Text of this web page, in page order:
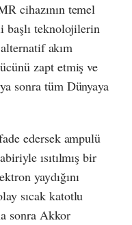
cihazının temel
başlı teknolojilerin
akım
zapt etmiş ve
sonra tüm Dünyaya
edersek ampulü
ısıtılmış bir
yaydığını
sıcak katotlu
sonra Akkor